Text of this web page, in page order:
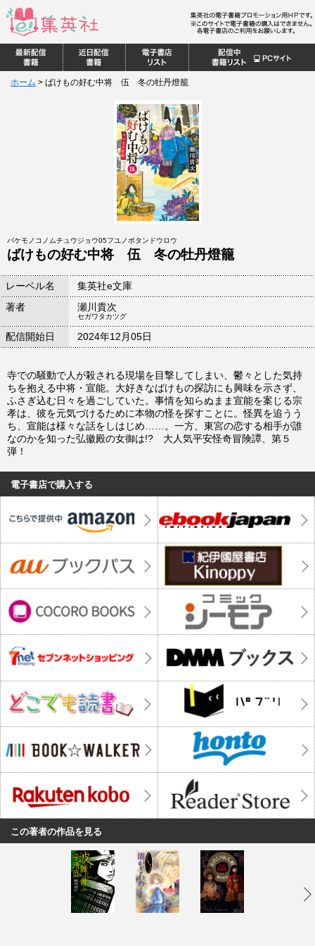
ホーム > ばけもの好む中将 伍 冬の牡丹燈籠
バケモノコノムチュウジョウ05フユノボタンドウロウ
ばけもの好む中将 伍 冬の牡丹燈籠
レーベル名
集英社e文庫
著者
瀬川貴次
セガワタカツグ
配信開始日 2024年12月05日
寺での騒動で人が殺される現場を目撃してしまい、鬱々とした気持
ちを抱える中将・宣能。大好きなばけもの探訪にも興味を示さず、
ふさぎ込む日々を過ごしていた。事情を知らぬまま宣能を案じる宗
孝は、彼を元気づけるために本物の怪を探すことに。怪異を追うう
ち、宣能は様々な話をしはじめ……。一方、東宮の恋する相手が誰
なのかを知った弘徽殿の女御は!? 大人気平安怪奇冒険譚、第５
弾！
電子書店で購入する
この著者の作品を見る